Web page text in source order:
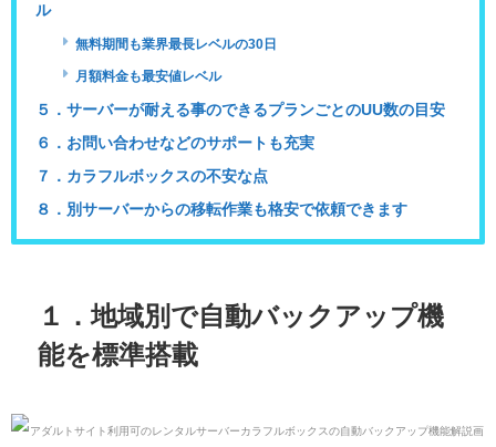
ル
無料期間も業界最長レベルの30日
月額料金も最安値レベル
５．サーバーが耐える事のできるプランごとのUU数の目安
６．お問い合わせなどのサポートも充実
７．カラフルボックスの不安な点
８．別サーバーからの移転作業も格安で依頼できます
１．地域別で自動バックアップ機
能を標準搭載